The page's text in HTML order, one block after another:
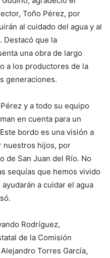
Toño Pérez, por
al cuidado del agua y al
Destacó que la
una obra de largo
a los productores de la
generaciones.
y a todo su equipo
en cuenta para un
bordo es una visión a
nuestros hijos, por
de San Juan del Río. No
sequías que hemos vivido
a cuidar el agua
Rodríguez,
de la Comisión
Torres García,